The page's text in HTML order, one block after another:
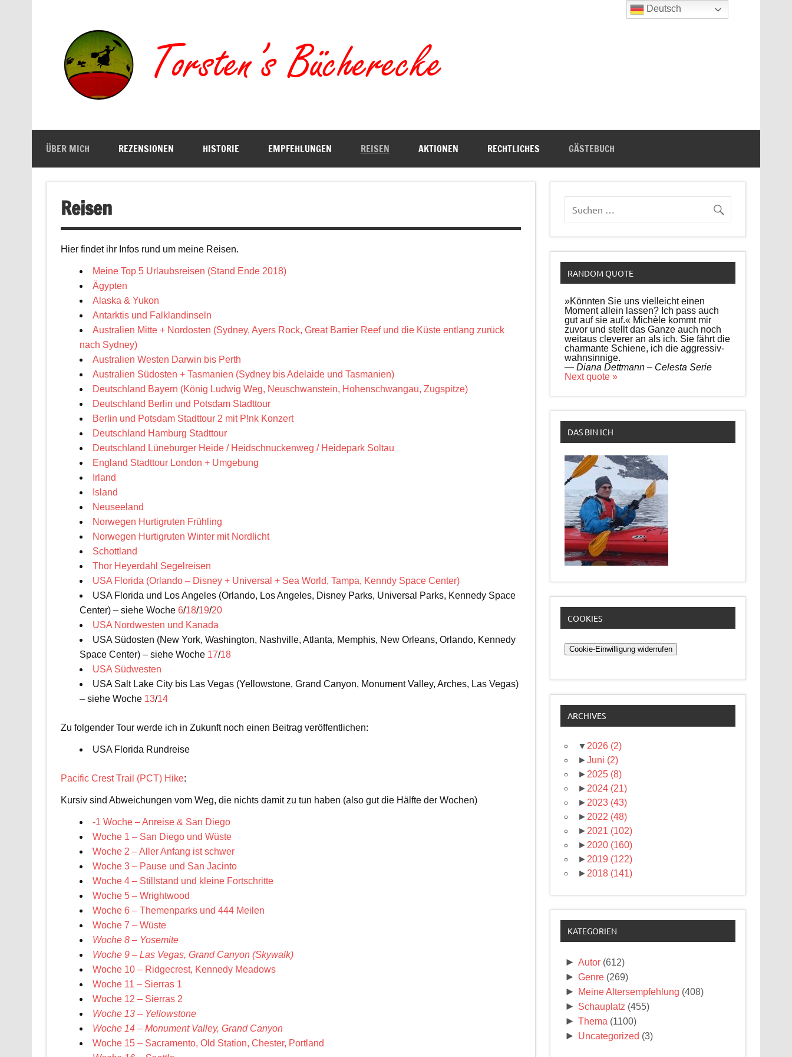
ÜBER MICH REZENSIONEN HISTORIE EMPFEHLUNGEN REISEN AKTIONEN RECHTLICHES GÄSTEBUCH
Reisen
Hier findet ihr Infos rund um meine Reisen.
Meine Top 5 Urlaubsreisen (Stand Ende 2018)
Ägypten
Alaska & Yukon
Antarktis und Falklandinseln
Australien Mitte + Nordosten (Sydney, Ayers Rock, Great Barrier Reef und die Küste entlang zurück
nach Sydney)
Australien Westen Darwin bis Perth
Australien Südosten + Tasmanien (Sydney bis Adelaide und Tasmanien)
Deutschland Bayern (König Ludwig Weg, Neuschwanstein, Hohenschwangau, Zugspitze)
Deutschland Berlin und Potsdam Stadttour
Berlin und Potsdam Stadttour 2 mit P!nk Konzert
Deutschland Hamburg Stadttour
Deutschland Lüneburger Heide / Heidschnuckenweg / Heidepark Soltau
England Stadttour London + Umgebung
Irland
Island
Neuseeland
Norwegen Hurtigruten Frühling
Norwegen Hurtigruten Winter mit Nordlicht
Schottland
Thor Heyerdahl Segelreisen
USA Florida (Orlando – Disney + Universal + Sea World, Tampa, Kenndy Space Center)
USA Florida und Los Angeles (Orlando, Los Angeles, Disney Parks, Universal Parks, Kennedy Space
Center) – siehe Woche 6/18/19/20
USA Nordwesten und Kanada
USA Südosten (New York, Washington, Nashville, Atlanta, Memphis, New Orleans, Orlando, Kennedy
Space Center) – siehe Woche 17/18
USA Südwesten
USA Salt Lake City bis Las Vegas (Yellowstone, Grand Canyon, Monument Valley, Arches, Las Vegas)
– siehe Woche 13/14
Zu folgender Tour werde ich in Zukunft noch einen Beitrag veröffentlichen:
USA Florida Rundreise
Pacific Crest Trail (PCT) Hike:
Kursiv sind Abweichungen vom Weg, die nichts damit zu tun haben (also gut die Hälfte der Wochen)
-1 Woche – Anreise & San Diego
Woche 1 – San Diego und Wüste
Woche 2 – Aller Anfang ist schwer
Woche 3 – Pause und San Jacinto
Woche 4 – Stillstand und kleine Fortschritte
Woche 5 – Wrightwood
Woche 6 – Themenparks und 444 Meilen
Woche 7 – Wüste
Woche 8 – Yosemite
Woche 9 – Las Vegas, Grand Canyon (Skywalk)
Woche 10 – Ridgecrest, Kennedy Meadows
Woche 11 – Sierras 1
Woche 12 – Sierras 2
Woche 13 – Yellowstone
Woche 14 – Monument Valley, Grand Canyon
Woche 15 – Sacramento, Old Station, Chester, Portland
RANDOM QUOTE
»Könnten Sie uns vielleicht einen
Moment allein lassen? Ich pass auch
gut auf sie auf.« Michèle kommt mir
zuvor und stellt das Ganze auch noch
weitaus cleverer an als ich. Sie fährt die
charmante Schiene, ich die aggressiv-
wahnsinnige.
—Diana Dettmann – Celesta Serie
Next quote »
DAS BIN ICH
COOKIES
Cookie-Einwilligung widerrufen
ARCHIVES
▼ 2026 (2)
►Juni (2)
► 2025 (8)
► 2024 (21)
► 2023 (43)
► 2022 (48)
► 2021 (102)
► 2020 (160)
► 2019 (122)
► 2018 (141)
KATEGORIEN
► Autor (612)
► Genre (269)
► Meine Altersempfehlung (408)
► Schauplatz (455)
► Thema (1100)
► Uncategorized (3)
Deutsch